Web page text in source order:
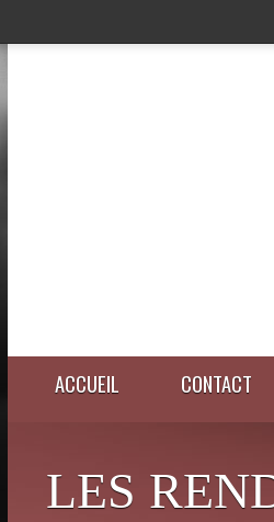
ACCUEIL CONTACT
LES